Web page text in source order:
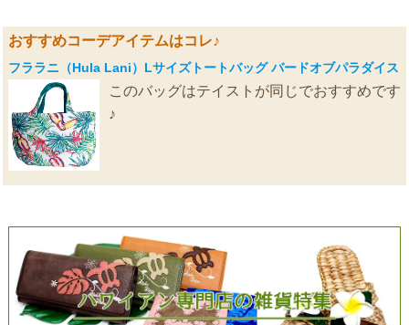
おすすめコーデアイテムはコレ♪
フララニ（Hula Lani）Lサイズトートバッグ バードオブパラダイス
このバッグはテイストが同じでおすすめです
♪